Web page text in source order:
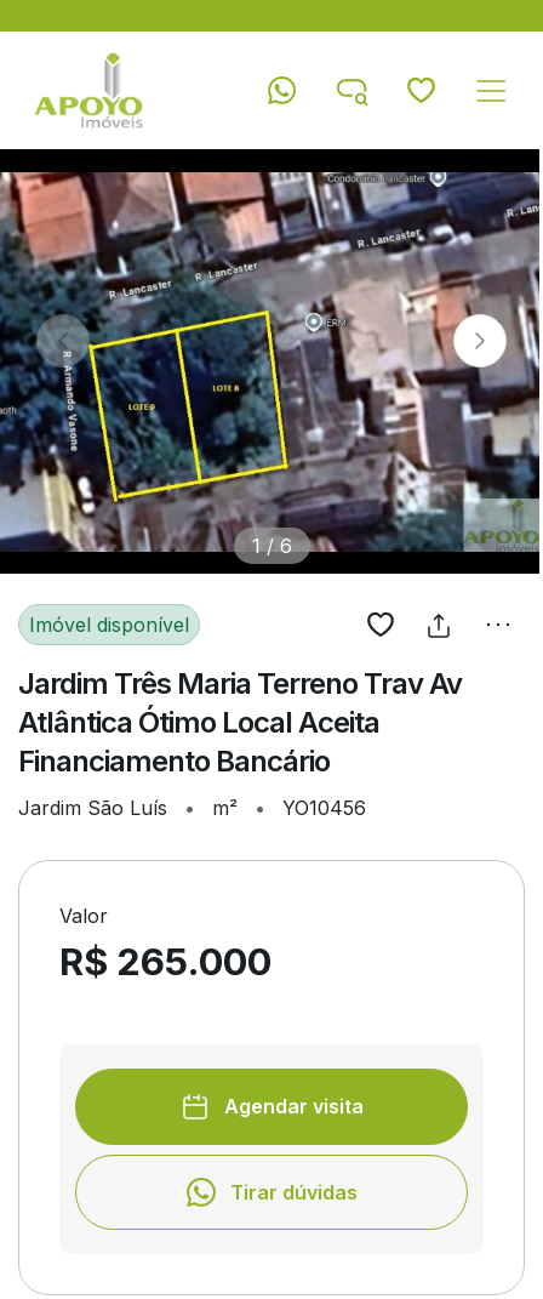
1/6
Imóvel disponível
Jardim Três Maria Terreno Trav Av
Atlântica Ótimo Local Aceita
Financiamento Bancário
Jardim São Luís • m² • YO10456
Valor
R$ 265.000
Agendar visita
Tirar dúvidas